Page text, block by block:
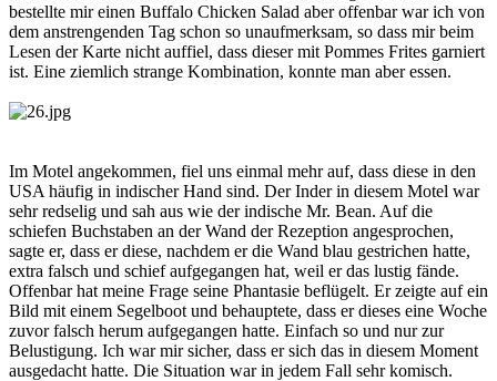
bestellte mir einen Buffalo Chicken Salad aber offenbar war ich von
dem anstrengenden Tag schon so unaufmerksam, so dass mir beim
Lesen der Karte nicht auffiel, dass dieser mit Pommes Frites garniert
ist. Eine ziemlich strange Kombination, konnte man aber essen.
Im Motel angekommen, fiel uns einmal mehr auf, dass diese in den
USA häufig in indischer Hand sind. Der Inder in diesem Motel war
sehr redselig und sah aus wie der indische Mr. Bean. Auf die
schiefen Buchstaben an der Wand der Rezeption angesprochen,
sagte er, dass er diese, nachdem er die Wand blau gestrichen hatte,
extra falsch und schief aufgegangen hat, weil er das lustig fände.
Offenbar hat meine Frage seine Phantasie beflügelt. Er zeigte auf ein
Bild mit einem Segelboot und behauptete, dass er dieses eine Woche
zuvor falsch herum aufgegangen hatte. Einfach so und nur zur
Belustigung. Ich war mir sicher, dass er sich das in diesem Moment
ausgedacht hatte. Die Situation war in jedem Fall sehr komisch.